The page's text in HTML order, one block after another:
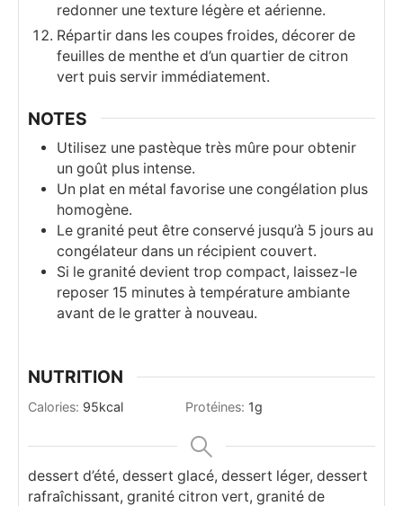
redonner une texture légère et aérienne.
Répartir dans les coupes froides, décorer de
feuilles de menthe et d’un quartier de citron
vert puis servir immédiatement.
NOTES
Utilisez une pastèque très mûre pour obtenir
un goût plus intense.
Un plat en métal favorise une congélation plus
homogène.
Le granité peut être conservé jusqu’à 5 jours au
congélateur dans un récipient couvert.
Si le granité devient trop compact, laissez-le
reposer 15 minutes à température ambiante
avant de le gratter à nouveau.
NUTRITION
Calories: 95kcal Protéines: 1g
dessert d’été, dessert glacé, dessert léger, dessert
rafraîchissant, granité citron vert, granité de